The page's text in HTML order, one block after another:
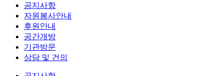
공지사항
자원봉사안내
후원안내
공간개방
기관방문
상담 및 건의